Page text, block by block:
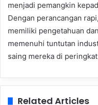
menjadi pemangkin
Dengan perancangan
memiliki pengetahuan
memenuhi tuntutan
saing mereka di
Related Articles